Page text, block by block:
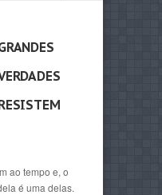
ao tempo e, o
é uma delas.